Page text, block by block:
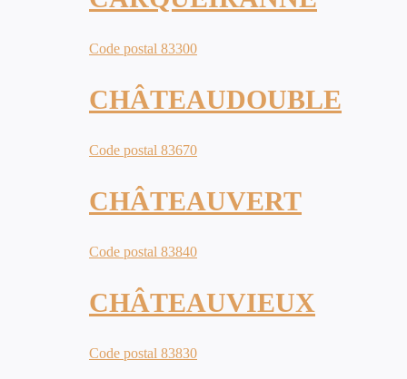
Code postal 83300
CHÂTEAUDOUBLE
Code postal 83670
CHÂTEAUVERT
Code postal 83840
CHÂTEAUVIEUX
Code postal 83830